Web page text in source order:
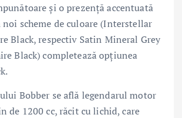
și o prezență accentuată
noi scheme de culoare (Interstellar
Black, respectiv Satin Mineral Grey
Black) completează opțiunea
Bobber se află legendarul motor
de 1200 cc, răcit cu lichid, care